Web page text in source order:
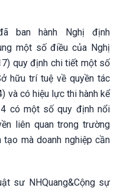
ban hành Nghị định
một số điều của Nghị
quy định chi tiết một số
hữu trí tuệ về quyền tác
và có hiệu lực thi hành kể
có một số quy định nổi
liên quan trong trường
mà doanh nghiệp cần
sư NHQuang&Cộng sự